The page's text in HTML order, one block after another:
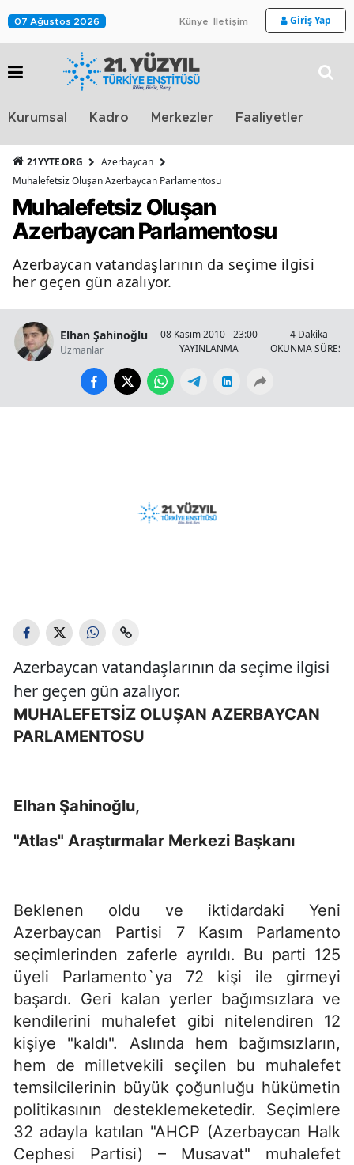
07 Ağustos 2026 Künye İletişim Giriş Yap
Kurumsal Kadro Merkezler Faaliyetler
21YYTE.ORG
Azerbaycan
Muhalefetsiz Oluşan Azerbaycan Parlamentosu
Muhalefetsiz Oluşan
Azerbaycan Parlamentosu
Azerbaycan vatandaşlarının da seçime ilgisi
her geçen gün azalıyor.
Elhan Şahinoğlu
Uzmanlar
08 Kasım 2010 - 23:00
YAYINLANMA
4 Dakika
OKUNMA SÜRESİ
Azerbaycan vatandaşlarının da seçime ilgisi
her geçen gün azalıyor.
MUHALEFETSİZ OLUŞAN AZERBAYCAN
PARLAMENTOSU
Elhan Şahinoğlu,
"Atlas" Araştırmalar Merkezi Başkanı
Beklenen oldu ve iktidardaki Yeni
Azerbaycan Partisi 7 Kasım Parlamento
seçimlerinden zaferle ayrıldı. Bu parti 125
üyeli Parlamento`ya 72 kişi ile girmeyi
başardı. Geri kalan yerler bağımsızlara ve
kendilerini muhalefet gibi nitelendiren 12
kişiye "kaldı". Aslında hem bağımsızların,
hem de milletvekili seçilen bu muhalefet
temsilcilerinin büyük çoğunluğu hükümetin
politikasının desteklemeketedir. Seçimlere
32 adayla katılan "AHCP (Azerbaycan Halk
Cephesi Partisi) – Musavat" muhalefet